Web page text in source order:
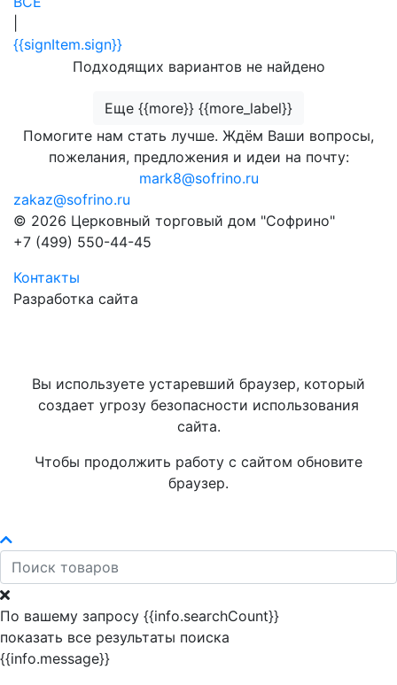
{{signItem.sign}}
Подходящих вариантов не найдено
Еще {{more}} {{more_label}}
Помогите нам стать лучше. Ждём Ваши вопросы,
пожелания, предложения и идеи на почту:
mark8@sofrino.ru
zakaz@sofrino.ru
© 2026 Церковный торговый дом "Софрино"
+7 (499) 550-44-45
Контакты
Разработка сайта
Вы используете устаревший браузер, который
создает угрозу безопасности использования
сайта.
Чтобы продолжить работу с сайтом обновите
браузер.
По вашему запросу {{info.searchCount}}
показать все результаты поиска
{{info.message}}